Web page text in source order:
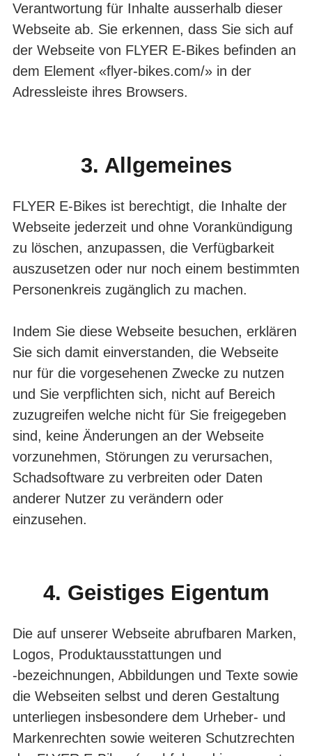
Verantwortung für In­halte ausserhalb dieser
Webseite ab. Sie erkennen, dass Sie sich auf
der Webseite von FLYER E-Bikes befinden an
dem Element «flyer-bikes.com/» in der
Adress­leiste ihres Browsers.
3. Allgemeines
FLYER E-Bikes ist berechtigt, die Inhalte der
Webseite jederzeit und ohne Vor­ankündigung
zu löschen, anzupassen, die Verfügbarkeit
auszusetzen oder nur noch einem bestimmten
Personenkreis zugänglich zu machen.
Indem Sie diese Webseite besuchen, erklären
Sie sich damit einverstanden, die Webseite
nur für die vorgesehenen Zwecke zu nutzen
und Sie verpflichten sich, nicht auf Bereich
zuzugreifen welche nicht für Sie freigegeben
sind, keine Änderungen an der Webseite
vorzunehmen, Störungen zu verursachen,
Schadsoft­ware zu verbreiten oder Daten
anderer Nutzer zu verändern oder
einzusehen.
4. Geistiges Eigentum
Die auf unserer Webseite abrufbaren Marken,
Logos, Produktausstattungen und
‑bezeichnungen, Abbildungen und Texte sowie
die Webseiten selbst und de­ren Gestaltung
unterliegen insbesondere dem Urheber- und
Markenrechten sowie weiteren Schutzrechten